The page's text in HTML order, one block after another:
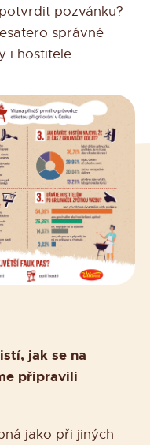
pozvánku?
správné
i hostitele.
jak se na
připravili
jako při jiných